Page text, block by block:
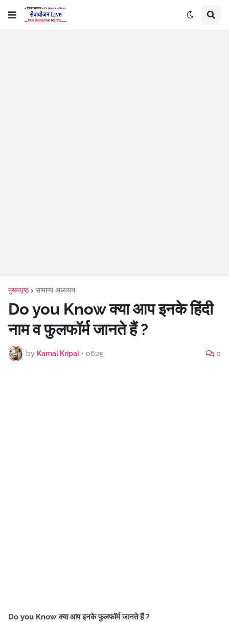
मुख्यपृष्ठ सामान्य अध्ययन
Do you Know क्या आप इनके हिंदी
नाम व फुलफॉर्म जानते हैं ?
by Kamal Kripal • 06:25 0
Do you Know क्या आप इनके फुलफॉर्म जानते हैं ?